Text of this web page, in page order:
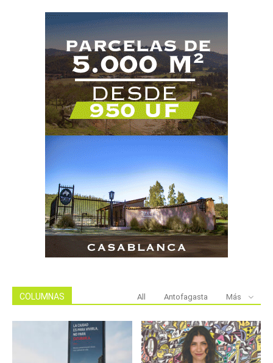
COLUMNAS All Antofagasta Más